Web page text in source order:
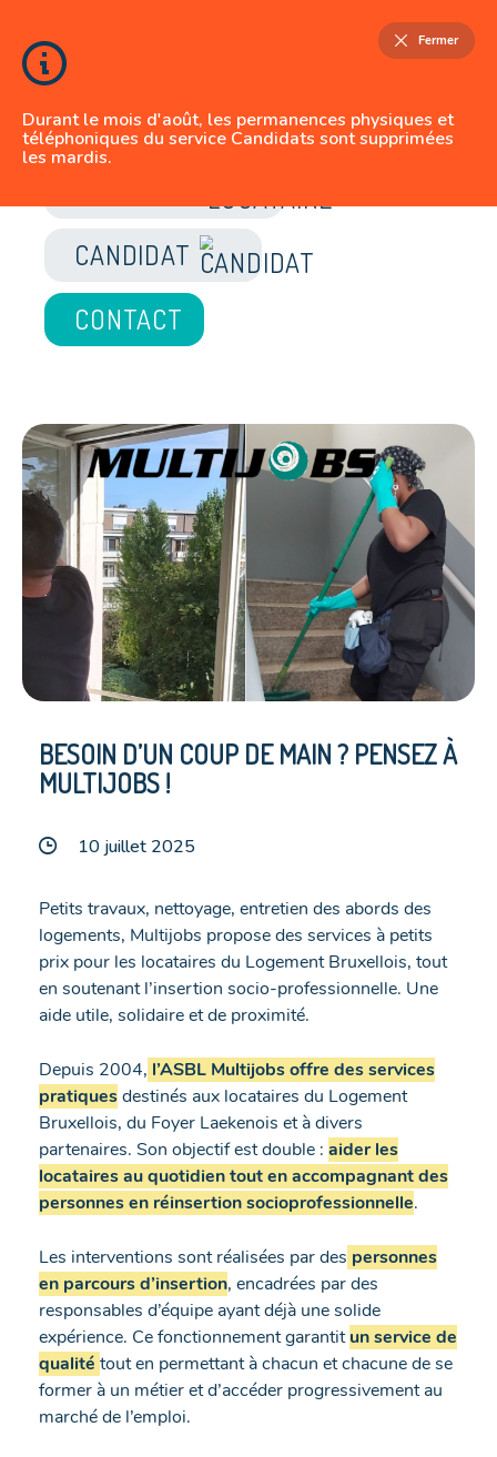
Durant le mois d'août, les permanences physiques et
téléphoniques du service Candidats sont supprimées
les mardis.
Fermer
JE SUIS
LOCATAIRE
CANDIDAT
BESOIN D’UN COUP DE MAIN ? PENSEZ À
MULTIJOBS !
10 juillet 2025
Petits travaux, nettoyage, entretien des abords des
logements, Multijobs propose des services à petits
prix pour les locataires du Logement Bruxellois, tout
en soutenant l’insertion socio-professionnelle. Une
aide utile, solidaire et de proximité.
Depuis 2004, l’ASBL Multijobs offre des services
pratiquesdestinés aux locataires du Logement
Bruxellois, du Foyer Laekenois et à divers
partenaires. Son objectif est double : aider les
locataires au quotidien tout en accompagnant des
personnes en réinsertion socioprofessionnelle.
Les interventions sont réalisées par des personnes
en parcours d’insertion, encadrées par des
responsables d’équipe ayant déjà une solide
expérience. Ce fonctionnement garantitun service de
qualité tout en permettant à chacun et chacune de se
former à un métier et d’accéder progressivement au
marché de l’emploi.